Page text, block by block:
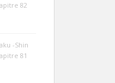
82
-Shin
81